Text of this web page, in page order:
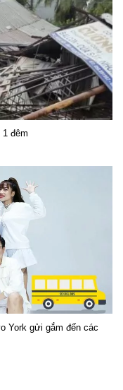
1 đêm
York gửi gắm đến các